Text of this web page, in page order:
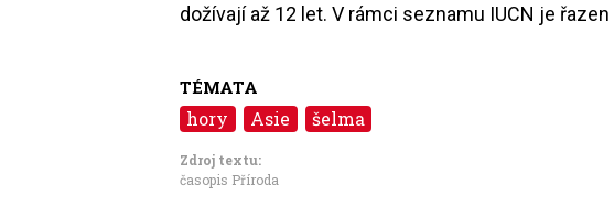
dožívají až 12 let. V rámci seznamu IUCN je
TÉMATA
hory Asie šelma
Zdroj textu:
časopis Příroda